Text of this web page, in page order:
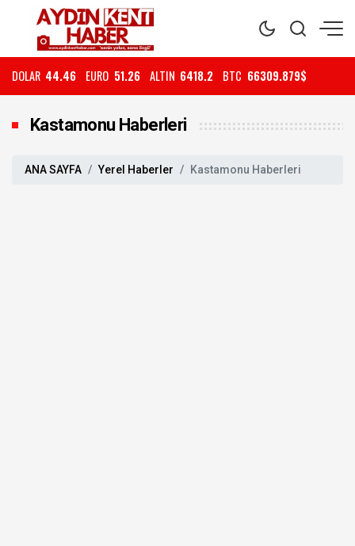
DOLAR 44.46 EURO 51.26 ALTIN 6418.2 BTC 66309.879$
Kastamonu Haberleri
ANA SAYFA Yerel Haberler Kastamonu Haberleri